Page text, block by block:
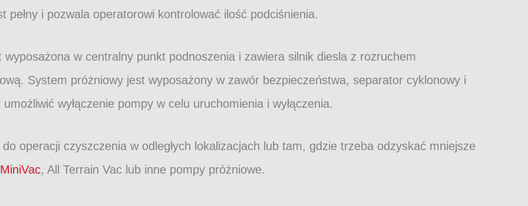
pełny i pozwala operatorowi kontrolować ilość podciśnienia.
w centralny punkt podnoszenia i zawiera silnik diesla z rozruchem
System próżniowy jest wyposażony w zawór bezpieczeństwa, separator cyklonowy i
wyłączenie pompy w celu uruchomienia i wyłączenia.
operacji czyszczenia w odległych lokalizacjach lub tam, gdzie trzeba odzyskać mniejsze
, All Terrain Vac lub inne pompy próżniowe.